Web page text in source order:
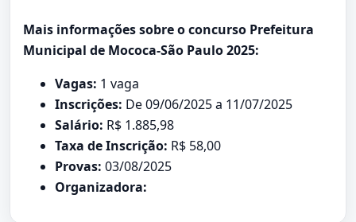
Mais informações sobre o concurso Prefeitura
Municipal de Mococa-São Paulo 2025:
Vagas: 1 vaga
Inscrições: De 09/06/2025 a 11/07/2025
Salário: R$ 1.885,98
Taxa de Inscrição: R$ 58,00
Provas: 03/08/2025
Organizadora: